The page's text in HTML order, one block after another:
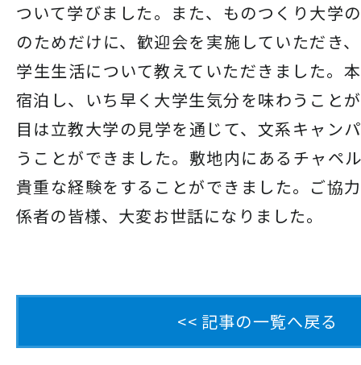
ついて学びました。また、ものつくり大学
のためだけに、歓迎会を実施していただき
学生生活について教えていただきました。
宿泊し、いち早く大学生気分を味わうこと
目は立教大学の見学を通じて、文系キャン
うことができました。敷地内にあるチャペ
貴重な経験をすることができました。ご協
係者の皆様、大変お世話になりました。
<< 記事の一覧へ戻る